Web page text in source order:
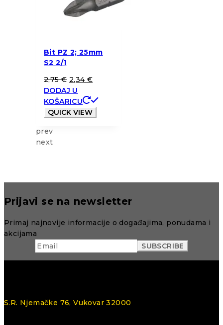
Bit PZ 2; 25mm
S2 2/1
2,75€ 2,34 €
DODAJ U
KOŠARICU
QUICK VIEW
prev
next
Prijavi se na newsletter
Primaj najnovije informacije o događajima, ponudama i
akcijama
S.R. Njemačke 76, Vukovar 32000